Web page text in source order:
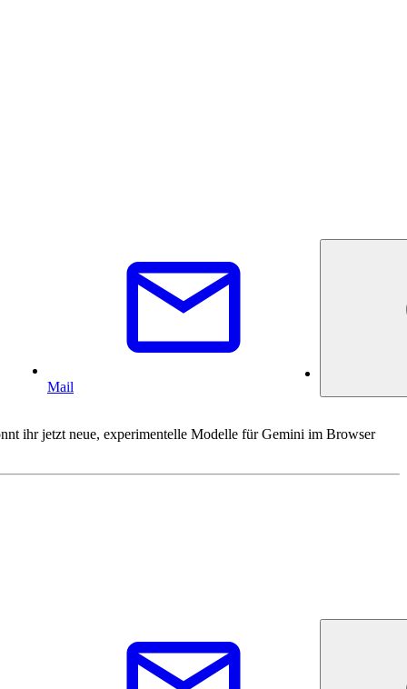
Mail
ihr jetzt neue, experimentelle Modelle für Gemini im Browser